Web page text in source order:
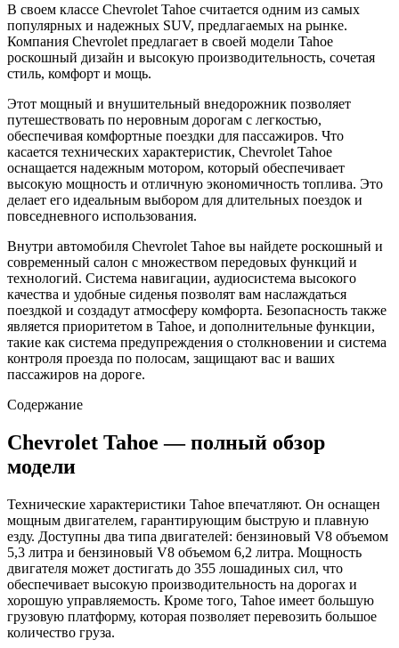
В своем классе Chevrolet Tahoe считается одним из самых
популярных и надежных SUV, предлагаемых на рынке.
Компания Chevrolet предлагает в своей модели Tahoe
роскошный дизайн и высокую производительность, сочетая
стиль, комфорт и мощь.
Этот мощный и внушительный внедорожник позволяет
путешествовать по неровным дорогам с легкостью,
обеспечивая комфортные поездки для пассажиров. Что
касается технических характеристик, Chevrolet Tahoe
оснащается надежным мотором, который обеспечивает
высокую мощность и отличную экономичность топлива. Это
делает его идеальным выбором для длительных поездок и
повседневного использования.
Внутри автомобиля Chevrolet Tahoe вы найдете роскошный и
современный салон с множеством передовых функций и
технологий. Система навигации, аудиосистема высокого
качества и удобные сиденья позволят вам наслаждаться
поездкой и создадут атмосферу комфорта. Безопасность также
является приоритетом в Tahoe, и дополнительные функции,
такие как система предупреждения о столкновении и система
контроля проезда по полосам, защищают вас и ваших
пассажиров на дороге.
Содержание
Chevrolet Tahoe — полный обзор
модели
Технические характеристики Tahoe впечатляют. Он оснащен
мощным двигателем, гарантирующим быструю и плавную
езду. Доступны два типа двигателей: бензиновый V8 объемом
5,3 литра и бензиновый V8 объемом 6,2 литра. Мощность
двигателя может достигать до 355 лошадиных сил, что
обеспечивает высокую производительность на дорогах и
хорошую управляемость. Кроме того, Tahoe имеет большую
грузовую платформу, которая позволяет перевозить большое
количество груза.